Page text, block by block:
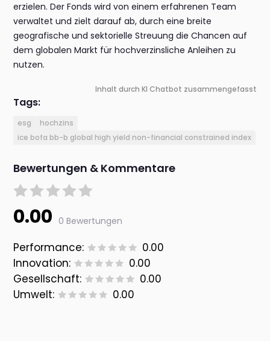
erzielen. Der Fonds wird von einem erfahrenen Team
verwaltet und zielt darauf ab, durch eine breite
geografische und sektorielle Streuung die Chancen auf
dem globalen Markt für hochverzinsliche Anleihen zu
nutzen.
Inhalt durch KI Chatbot zusammengefasst
Tags:
esg
hochzins
ice bofa bb-b global high yield non-financial constrained index
Bewertungen & Kommentare
0.00 0 Bewertungen
Performance:
0.00
Innovation:
0.00
Gesellschaft:
0.00
Umwelt:
0.00